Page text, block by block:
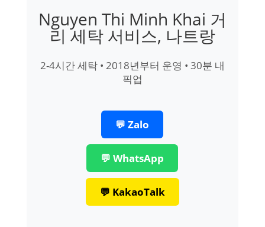
Nguyen Thi Minh Khai 거
리 세탁 서비스, 나트랑
2-4시간 세탁 • 2018년부터 운영 • 30분 내
픽업
💬 Zalo
💬 WhatsApp
💬 KakaoTalk